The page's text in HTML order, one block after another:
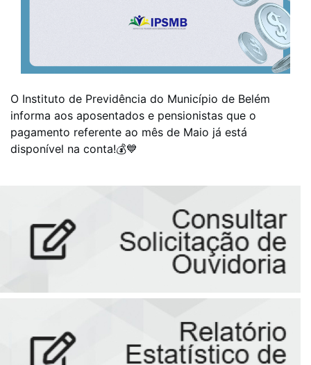
O Instituto de Previdência do Município de Belém
informa aos aposentados e pensionistas que o
pagamento referente ao mês de Maio já está
disponível na conta!💰💙